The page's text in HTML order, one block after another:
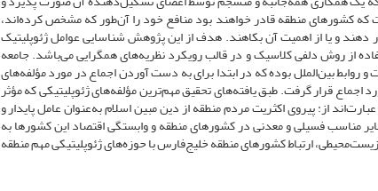
کشورهای منطقه قادر خواهند بود منافع خود را آن‌طور که مشخص کرده‌اند،
دهند و یا از اهمیت آن بکاهند. هدف از این پژوهش شناسایی عوامل ژئوپلیتیک
از روش دلفی کلاسیک و در قالب رویکرد نظریه‌های همگرایی می‌باشد. جامعه
امنیت و روابط بین‌الملل بوده که در ابتدا برای به دست آوردن اجماع در مورد مؤلفه‌های
طی سه مرحله مؤلفه‌ها موردبررسی و نهایتاً 34 مؤلفه مورد اجماع قرار گرفت. طبق یافته‌های تحقیق مهم‌ترین مؤلفه‌های ژئوپلیتیکی که مؤثر
از: پیروی اکثریت مردم منطقه از دین مبین اسلام به‌عنوان عامل پایدار و
مناسب فسیلی و معدنی در کشورهای منطقه و وابستگی اقتصاد این کشورها به
ارتباط کشورهای منطقه خلیج‌فارس با حوزه‌های ژئوپلیتیکی مهم منطقه